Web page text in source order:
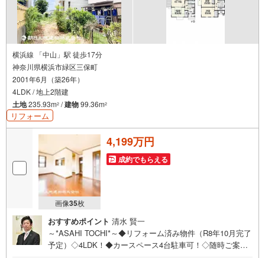
横浜線 「中山」駅 徒歩17分
神奈川県横浜市緑区三保町
2001年6月（築26年）
4LDK / 地上2階建
土地235.93m2 /建物99.36m2
リフォーム
画像35枚
4,199万円
成約でもらえる
おすすめポイント 清水 賢一
～*ASAHI TOCHI*～◆リフォーム済み物件（R8年10月完了
予定）◇4LDK！◆カースペース4台駐車可！◇随時ご案内